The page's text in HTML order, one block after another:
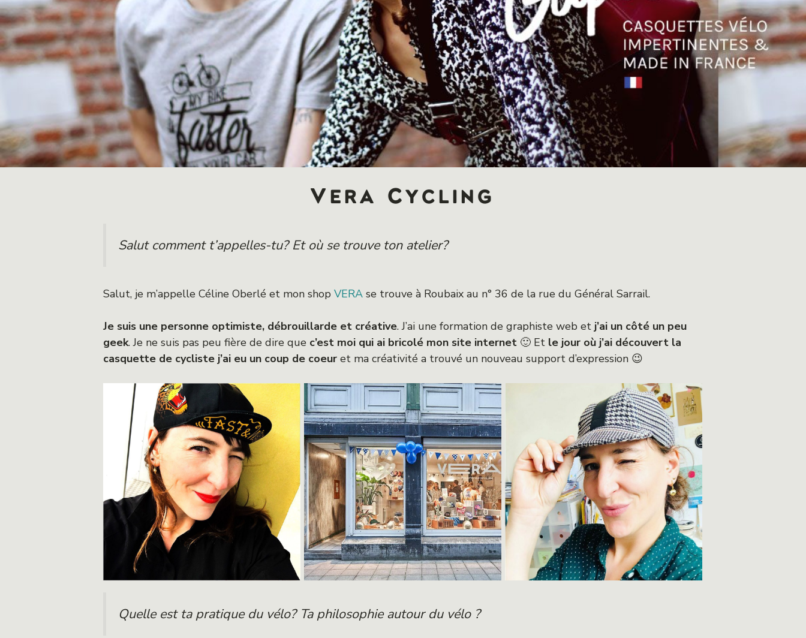
Vera Cycling
Salut comment t’appelles-tu? Et où se trouve ton atelier?
Salut, je m’appelle Céline Oberlé et mon shop VERA se trouve à Roubaix au n° 36 de la rue du Général Sarrail.
Je suis une personne optimiste, débrouillarde et créative. J’ai une formation de graphiste web et j’ai un côté un peu
geek. Je ne suis pas peu fière de dire que c’est moi qui ai bricolé mon site internet 🙂 Et le jour où j’ai découvert la
casquette de cycliste j’ai eu un coup de coeur et ma créativité a trouvé un nouveau support d’expression 😉
Quelle est ta pratique du vélo? Ta philosophie autour du vélo ?